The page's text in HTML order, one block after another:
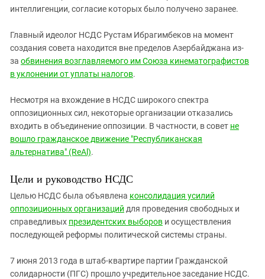
интеллигенции, согласие которых было получено заранее.
Главный идеолог НСДС Рустам Ибрагимбеков на момент
создания совета находится вне пределов Азербайджана из-
за обвинения возглавляемого им Союза кинематографистов
в уклонении от уплаты налогов.
Несмотря на вхождение в НСДС широкого спектра
оппозиционных сил, некоторые организации отказались
входить в объединение оппозиции. В частности, в совет не
вошло гражданское движение "Республиканская
альтернатива" (ReAl).
Цели и руководство НСДС
Целью НСДС была объявлена консолидация усилий
оппозиционных организаций для проведения свободных и
справедливых президентских выборов и осуществления
последующей реформы политической системы страны.
7 июня 2013 года в штаб-квартире партии Гражданской
солидарности (ПГС) прошло учредительное заседание НСДС.